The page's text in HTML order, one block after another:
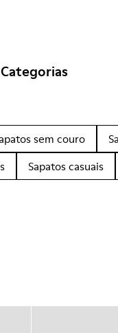
sem couro
Sapatos casuais